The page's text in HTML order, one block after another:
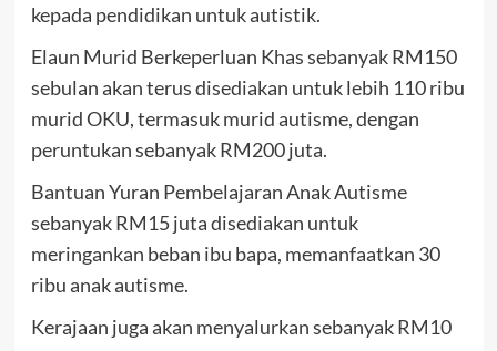
kepada pendidikan untuk autistik.
Elaun Murid Berkeperluan Khas sebanyak RM150
sebulan akan terus disediakan untuk lebih 110 ribu
murid OKU, termasuk murid autisme, dengan
peruntukan sebanyak RM200 juta.
Bantuan Yuran Pembelajaran Anak Autisme
sebanyak RM15 juta disediakan untuk
meringankan beban ibu bapa, memanfaatkan 30
ribu anak autisme.
Kerajaan juga akan menyalurkan sebanyak RM10